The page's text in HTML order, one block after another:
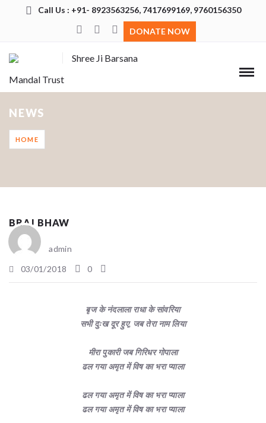
Call Us : +91- 8923563256, 7417699169, 9760156350
DONATE NOW
Shree Ji Barsana
Mandal Trust
NEWS
HOME
BRAJ BHAW
admin
03/01/2018
0
बृज के नंदलाला राधा के सांवरिया
सभी दुःख दूर हुए, जब तेरा नाम लिया
मीरा पुकारी जब गिरिधर गोपाला
ढल गया अमृत में विष का भरा प्याला
ढल गया अमृत में विष का भरा प्याला
ढल गया अमृत में विष का भरा प्याला